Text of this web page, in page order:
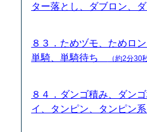
ター落とし、ダブロン、
８３．ためヅモ、ためロ
単騎、単騎待ち
（約2分30
８４．ダンゴ積み、ダン
イ、タンピン、タンピン